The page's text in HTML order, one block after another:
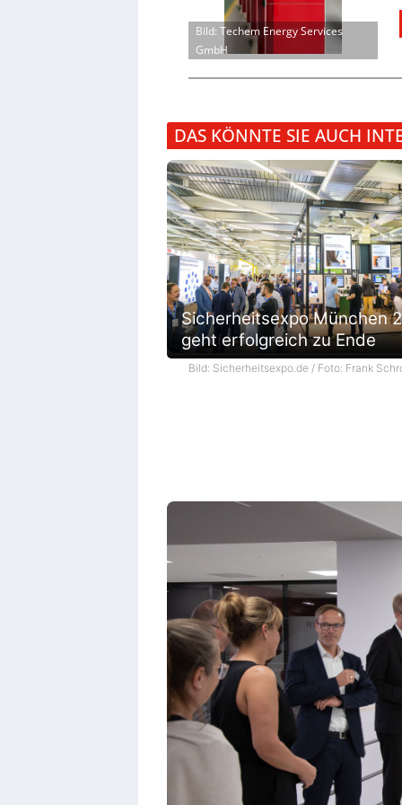
Bild: Techem Energy Services
GmbH
DAS KÖNNTE SIE AUCH
Sicherheitsexpo München
geht erfolgreich zu Ende
Bild: Sicherheitsexpo.de / Foto: Frank